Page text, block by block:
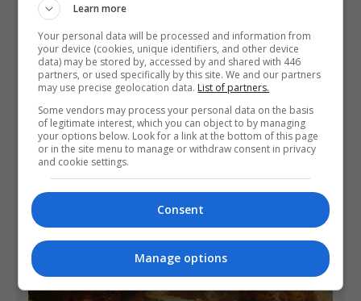
Diablo 4 pode sair no Switch 2 em setembro
OS 11 HOURS AGO
Learn more
Your personal data will be processed and information from
your device (cookies, unique identifiers, and other device
data) may be stored by, accessed by and shared with 446
partners, or used specifically by this site. We and our partners
may use precise geolocation data. List of partners.
Some vendors may process your personal data on the basis
of legitimate interest, which you can object to by managing
your options below. Look for a link at the bottom of this page
or in the site menu to manage or withdraw consent in privacy
and cookie settings.
Consent
Manage options